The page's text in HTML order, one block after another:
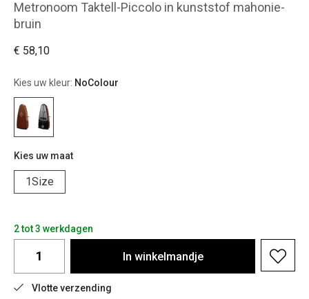
Metronoom Taktell-Piccolo in kunststof mahonie-
bruin
€ 58,10
Kies uw kleur: NoColour
Kies uw maat
1Size
2 tot 3 werkdagen
In winkelmandje
Vlotte verzending